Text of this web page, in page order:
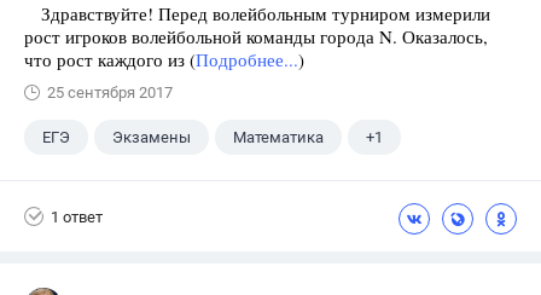
Здравствуйте! Перед волейбольным турниром измерили
рост игроков волейбольной команды города N. Оказалось,
что рост каждого из (Подробнее...)
25 сентября 2017
ЕГЭ Экзамены Математика +1
1 ответ